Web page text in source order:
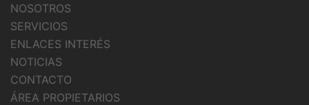
NOSOTROS
SERVICIOS
ENLACES INTERÉS
NOTICIAS
CONTACTO
ÁREA PROPIETARIOS